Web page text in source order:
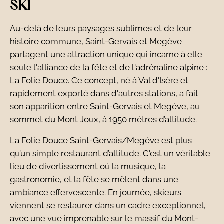
SKI
Au-delà de leurs paysages sublimes et de leur
histoire commune, Saint-Gervais et Megève
partagent une attraction unique qui incarne à elle
seule l'alliance de la fête et de l'adrénaline alpine :
La Folie Douce. Ce concept, né à Val d'Isère et
rapidement exporté dans d'autres stations, a fait
son apparition entre Saint-Gervais et Megève, au
sommet du Mont Joux, à 1950 mètres d’altitude.
La Folie Douce Saint-Gervais/Megève est plus
qu’un simple restaurant d’altitude. C'est un véritable
lieu de divertissement où la musique, la
gastronomie, et la fête se mêlent dans une
ambiance effervescente. En journée, skieurs
viennent se restaurer dans un cadre exceptionnel,
avec une vue imprenable sur le massif du Mont-